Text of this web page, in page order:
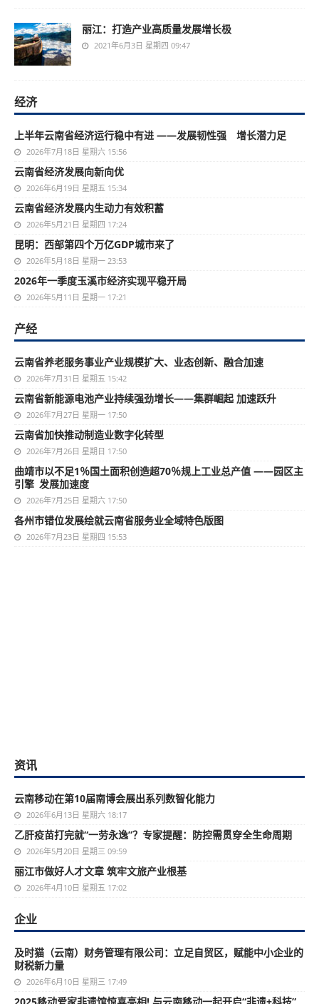
丽江：打造产业高质量发展增长极
2021年6月3日 星期四 09:47
经济
上半年云南省经济运行稳中有进 ——发展韧性强 增长潜力足
2026年7月18日 星期六 15:56
云南省经济发展向新向优
2026年6月19日 星期五 15:34
云南省经济发展内生动力有效积蓄
2026年5月21日 星期四 17:24
昆明：西部第四个万亿GDP城市来了
2026年5月18日 星期一 23:53
2026年一季度玉溪市经济实现平稳开局
2026年5月11日 星期一 17:21
产经
云南省养老服务事业产业规模扩大、业态创新、融合加速
2026年7月31日 星期五 15:42
云南省新能源电池产业持续强劲增长——集群崛起 加速跃升
2026年7月27日 星期一 17:50
云南省加快推动制造业数字化转型
2026年7月26日 星期日 17:50
曲靖市以不足1％国土面积创造超70％规上工业总产值 ——园区主
引擎 发展加速度
2026年7月25日 星期六 17:50
各州市错位发展绘就云南省服务业全域特色版图
2026年7月23日 星期四 15:53
资讯
云南移动在第10届南博会展出系列数智化能力
2026年6月13日 星期六 18:17
乙肝疫苗打完就“一劳永逸”？专家提醒：防控需贯穿全生命周期
2026年5月20日 星期三 09:59
丽江市做好人才文章 筑牢文旅产业根基
2026年4月10日 星期五 17:02
企业
及时猫（云南）财务管理有限公司：立足自贸区，赋能中小企业的
财税新力量
2026年6月10日 星期三 17:49